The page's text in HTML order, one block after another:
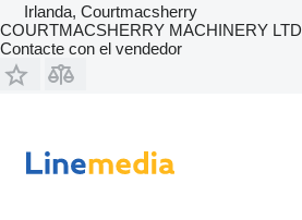
Irlanda, Courtmacsherry
COURTMACSHERRY MACHINERY LTD
Contacte con el vendedor